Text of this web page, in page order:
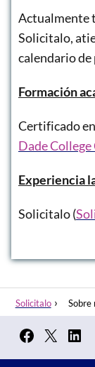
Actualmente
Solicitalo,
calendario
Formación
Certificado
Dade
Experiencia
Solicitalo (
Solicitalo Sobre
Facebook
X